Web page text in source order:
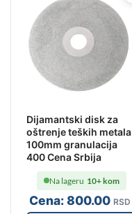
Dijamantski disk za
oštrenje teških metala
100mm granulacija
400 Cena Srbija
Cena:800.00 RSD
Na lageru 10+ kom